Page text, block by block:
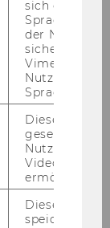
§ 128 UG
WU-​
Mit­ar­
eine
vor­
Er­satz­
feh­len­
sich die
der
Vimeo in der
Nutzer
Sprache
Dieser
gesetzt, um
Nutzung des
Videoplayers
ermöglichen
Dieses Cookie
speichert